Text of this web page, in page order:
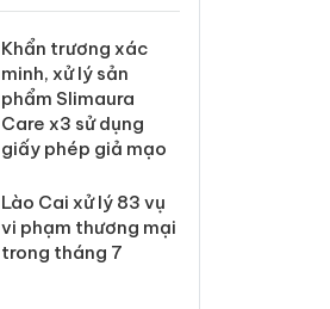
Khẩn trương xác
minh, xử lý sản
phẩm Slimaura
Care x3 sử dụng
giấy phép giả mạo
Lào Cai xử lý 83 vụ
vi phạm thương mại
trong tháng 7